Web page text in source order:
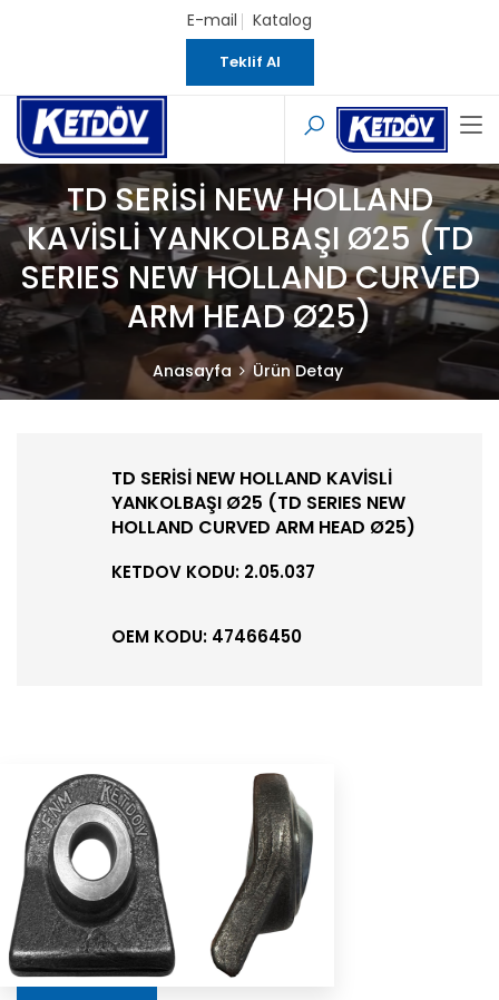
E-mail Katalog
Teklif Al
TD SERİSİ NEW HOLLAND
KAVİSLİ YANKOLBAŞI Ø25 (TD
SERIES NEW HOLLAND CURVED
ARM HEAD Ø25)
Anasayfa Ürün Detay
TD SERİSİ NEW HOLLAND KAVİSLİ
YANKOLBAŞI Ø25 (TD SERIES NEW
HOLLAND CURVED ARM HEAD Ø25)
KETDOV KODU: 2.05.037
OEM KODU: 47466450